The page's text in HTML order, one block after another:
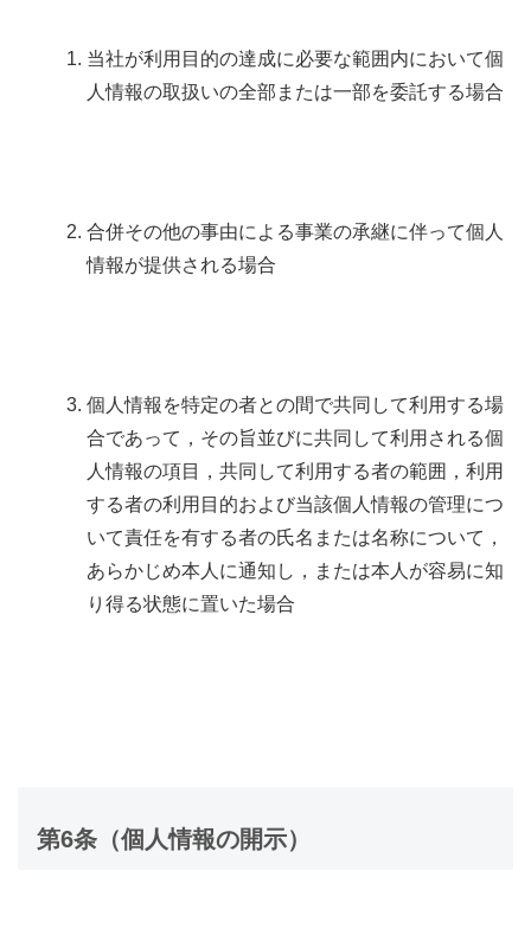
当社が利用目的の達成に必要な範囲内において個
人情報の取扱いの全部または一部を委託する場合
合併その他の事由による事業の承継に伴って個人
情報が提供される場合
個人情報を特定の者との間で共同して利用する場
合であって，その旨並びに共同して利用される個
人情報の項目，共同して利用する者の範囲，利用
する者の利用目的および当該個人情報の管理につ
いて責任を有する者の氏名または名称について，
あらかじめ本人に通知し，または本人が容易に知
り得る状態に置いた場合
第6条（個人情報の開示）